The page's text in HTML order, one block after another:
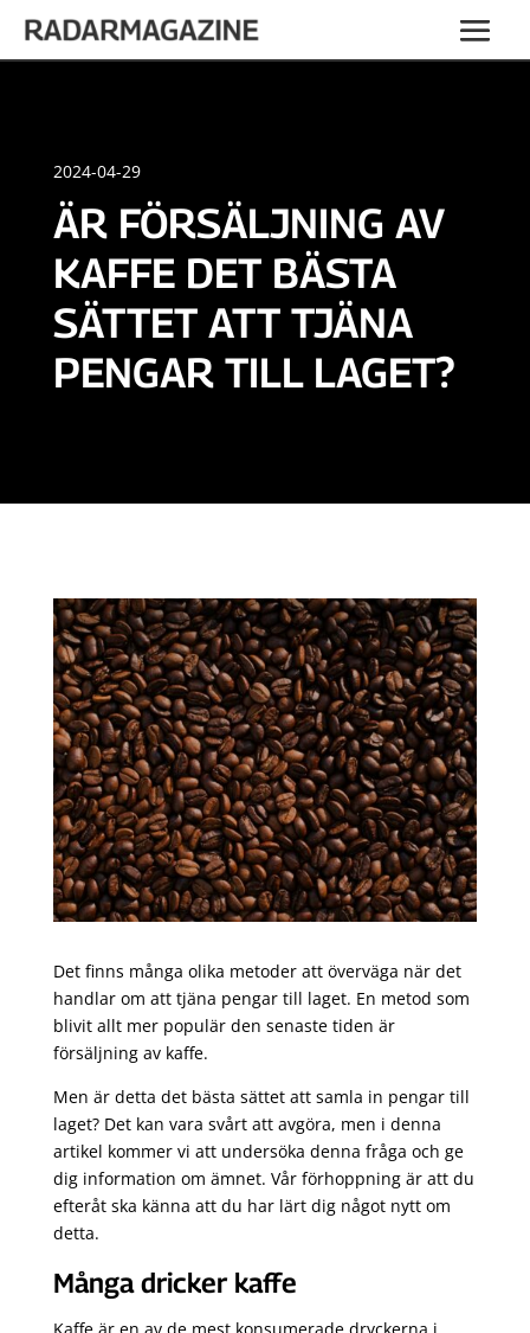
2024-04-29
ÄR FÖRSÄLJNING AV
KAFFE DET BÄSTA
SÄTTET ATT TJÄNA
PENGAR TILL LAGET?
Det finns många olika metoder att överväga när det
handlar om att tjäna pengar till laget. En metod som
blivit allt mer populär den senaste tiden är
försäljning av kaffe.
Men är detta det bästa sättet att samla in pengar till
laget? Det kan vara svårt att avgöra, men i denna
artikel kommer vi att undersöka denna fråga och ge
dig information om ämnet. Vår förhoppning är att du
efteråt ska känna att du har lärt dig något nytt om
detta.
Många dricker kaffe